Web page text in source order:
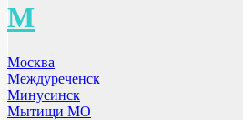
М
Москва
Междуреченск
Минусинск
Мытищи МО